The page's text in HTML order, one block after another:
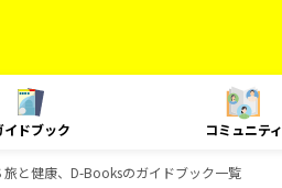
イドブック コミュニティ
と健康、D-Booksのガイドブック一覧